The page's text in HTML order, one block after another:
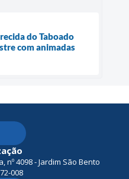
do Taboado
com animadas
nº 4098 - Jardim São Bento
008